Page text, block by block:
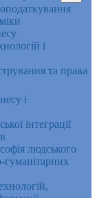
і
та права
і
інтеграції
людського
гуманітарних